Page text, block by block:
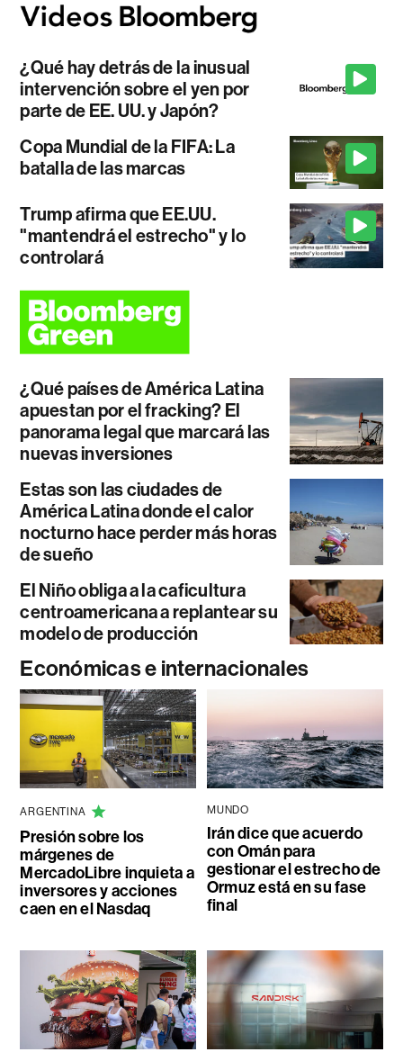
¿Qué hay detrás de la inusual
intervención sobre el yen por
parte de EE. UU. y Japón?
Copa Mundial de la FIFA: La
batalla de las marcas
Trump afirma que EE.UU.
"mantendrá el estrecho" y lo
controlará
¿Qué países de América Latina
apuestan por el fracking? El
panorama legal que marcará las
nuevas inversiones
Estas son las ciudades de
América Latina donde el calor
nocturno hace perder más horas
de sueño
El Niño obliga a la caficultura
centroamericana a replantear su
modelo de producción
Económicas e internacionales
ARGENTINA
Presión sobre los
márgenes de
MercadoLibre inquieta a
inversores y acciones
caen en el Nasdaq
MUNDO
Irán dice que acuerdo
con Omán para
gestionar el estrecho de
Ormuz está en su fase
final